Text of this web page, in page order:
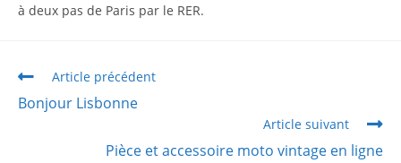
à deux pas de Paris par le RER.
Article précédent
Bonjour Lisbonne
Article suivant
Pièce et accessoire moto vintage en ligne